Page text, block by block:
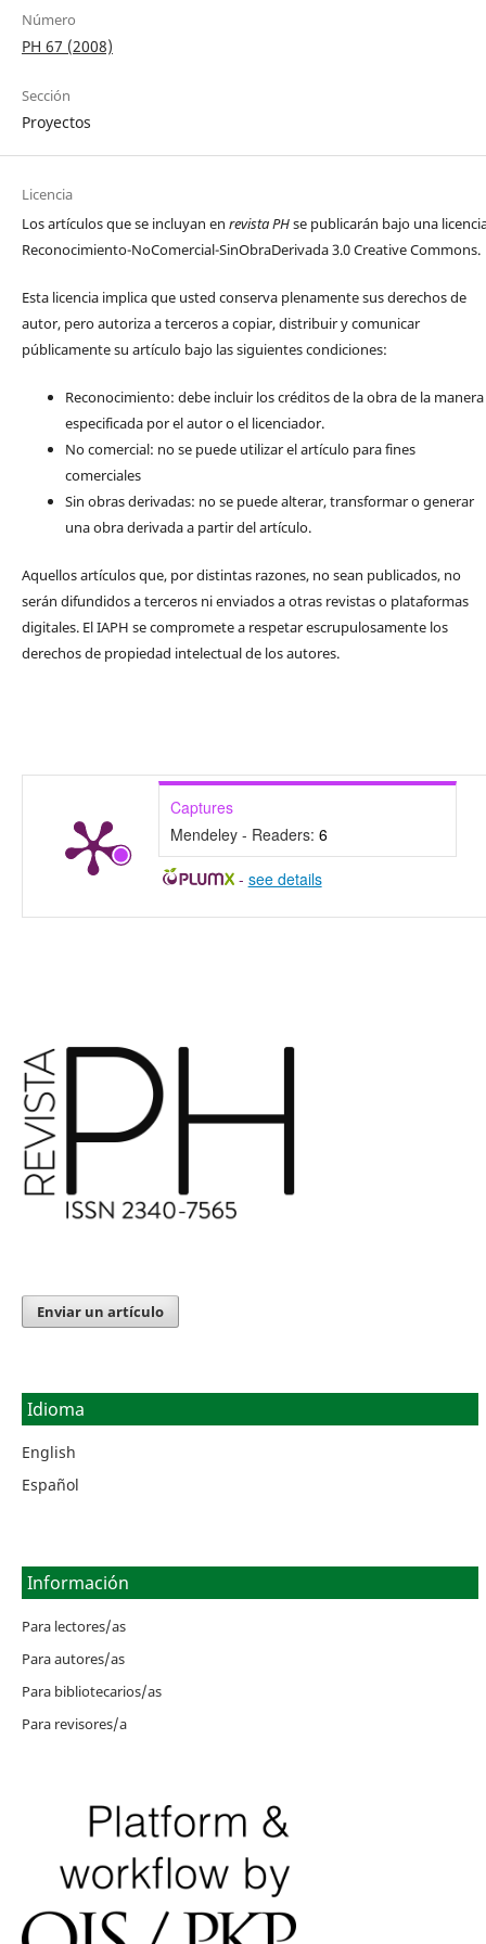
Número
PH 67 (2008)
Sección
Proyectos
Licencia
Los artículos que se incluyan en revista PHse publicarán bajo una
Reconocimiento-NoComercial-SinObraDerivada 3.0 Creative Commons.
Esta licencia implica que usted conserva plenamente sus derechos de
autor, pero autoriza a terceros a copiar, distribuir y comunicar
públicamente su artículo bajo las siguientes condiciones:
Reconocimiento: debe incluir los créditos de la obra de la manera
especificada por el autor o el licenciador.
No comercial: no se puede utilizar el artículo para fines
comerciales
Sin obras derivadas: no se puede alterar, transformar o generar
una obra derivada a partir del artículo.
Aquellos artículos que, por distintas razones, no sean publicados, no
serán difundidos a terceros ni enviados a otras revistas o plataformas
digitales. El IAPH se compromete a respetar escrupulosamente los
derechos de propiedad intelectual de los autores.
Captures
Mendeley - Readers: 6
- see details
Enviar un artículo
Idioma
English
Español
Información
Para lectores/as
Para autores/as
Para bibliotecarios/as
Para revisores/a